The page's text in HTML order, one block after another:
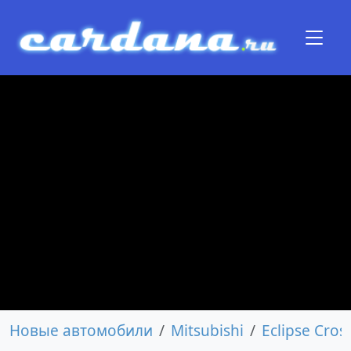
Новые автомобили Mitsubishi Eclipse